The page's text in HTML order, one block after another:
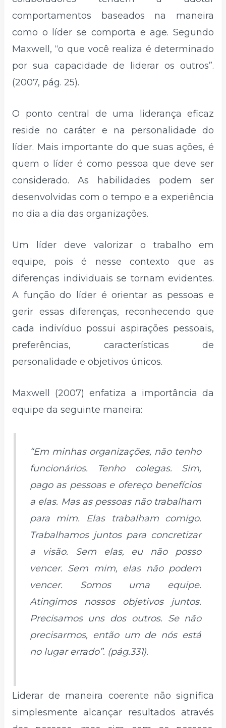
comportamentos baseados na maneira
como o líder se comporta e age. Segundo
Maxwell, “o que você realiza é determinado
por sua capacidade de liderar os outros”.
(2007, pág. 25).
O ponto central de uma liderança eficaz
reside no caráter e na personalidade do
líder. Mais importante do que suas ações, é
quem o líder é como pessoa que deve ser
considerado. As habilidades podem ser
desenvolvidas com o tempo e a experiência
no dia a dia das organizações.
Um líder deve valorizar o trabalho em
equipe, pois é nesse contexto que as
diferenças individuais se tornam evidentes.
A função do líder é orientar as pessoas e
gerir essas diferenças, reconhecendo que
cada indivíduo possui aspirações pessoais,
preferências, características de
personalidade e objetivos únicos.
Maxwell (2007) enfatiza a importância da
equipe da seguinte maneira:
“Em minhas organizações, não tenho
funcionários. Tenho colegas. Sim,
pago as pessoas e ofereço benefícios
a elas. Mas as pessoas não trabalham
para mim. Elas trabalham comigo.
Trabalhamos juntos para concretizar
a visão. Sem elas, eu não posso
vencer. Sem mim, elas não podem
vencer. Somos uma equipe.
Atingimos nossos objetivos juntos.
Precisamos uns dos outros. Se não
precisarmos, então um de nós está
no lugar errado”. (pág.331).
Liderar de maneira coerente não significa
simplesmente alcançar resultados através